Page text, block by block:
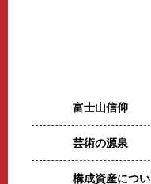
富士山信仰
芸術の源泉
構成資産につい